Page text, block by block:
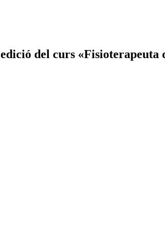
del curs «Fisioterapeuta